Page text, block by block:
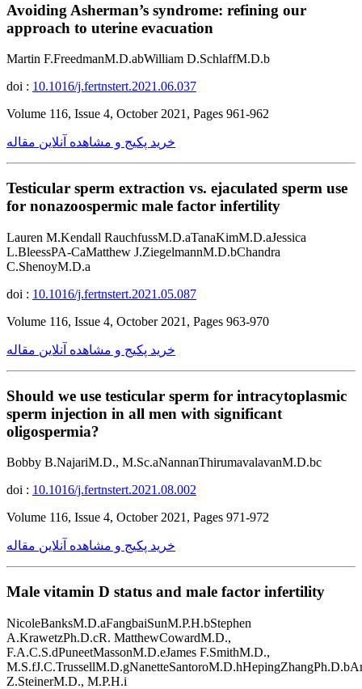
Avoiding Asherman’s syndrome: refining our
approach to uterine evacuation
Martin F.FreedmanM.D.abWilliam D.SchlaffM.D.b
doi : 10.1016/j.fertnstert.2021.06.037
Volume 116, Issue 4, October 2021, Pages 961-962
خرید پکیج و مشاهده آنلاین مقاله
Testicular sperm extraction vs. ejaculated sperm use
for nonazoospermic male factor infertility
Lauren M.Kendall RauchfussM.D.aTanaKimM.D.aJessica
L.BleessPA-CaMatthew J.ZiegelmannM.D.bChandra
C.ShenoyM.D.a
doi : 10.1016/j.fertnstert.2021.05.087
Volume 116, Issue 4, October 2021, Pages 963-970
خرید پکیج و مشاهده آنلاین مقاله
Should we use testicular sperm for intracytoplasmic
sperm injection in all men with significant
oligospermia?
Bobby B.NajariM.D., M.Sc.aNannanThirumavalavanM.D.bc
doi : 10.1016/j.fertnstert.2021.08.002
Volume 116, Issue 4, October 2021, Pages 971-972
خرید پکیج و مشاهده آنلاین مقاله
Male vitamin D status and male factor infertility
NicoleBanksM.D.aFangbaiSunM.P.H.bStephen
A.KrawetzPh.D.cR. MatthewCowardM.D.,
F.A.C.S.dPuneetMassonM.D.eJames F.SmithM.D.,
Z.SteinerM.D., M.P.H.i